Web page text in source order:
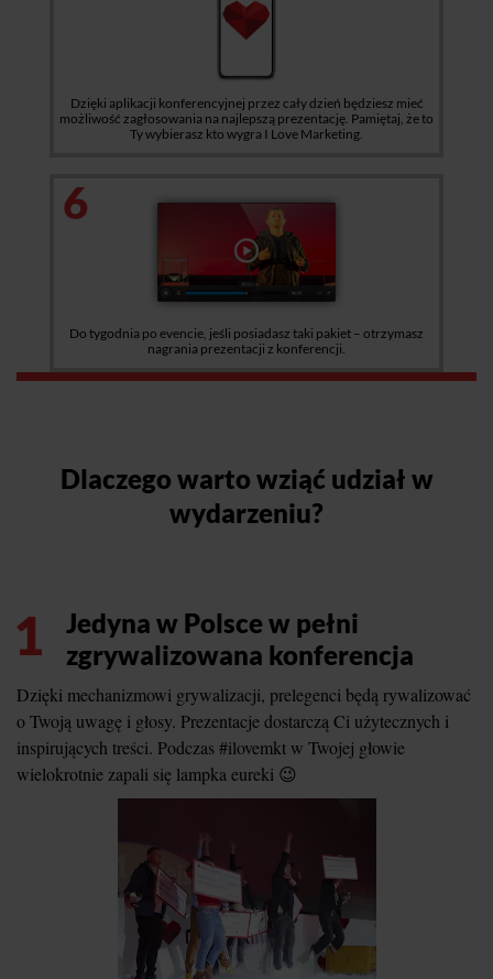
Dzięki aplikacji konferencyjnej przez cały dzień będziesz mieć
możliwość zagłosowania na najlepszą prezentację. Pamiętaj, że to
Ty wybierasz kto wygra I Love Marketing.
6
Do tygodnia po evencie, jeśli posiadasz taki pakiet – otrzymasz
nagrania prezentacji z konferencji.
Dlaczego warto wziąć udział w
wydarzeniu?
1
Jedyna w Polsce w pełni
zgrywalizowana konferencja
Dzięki mechanizmowi grywalizacji, prelegenci będą rywalizować
o Twoją uwagę i głosy. Prezentacje dostarczą Ci użytecznych i
inspirujących treści. Podczas #ilovemkt w Twojej głowie
wielokrotnie zapali się lampka eureki 😉